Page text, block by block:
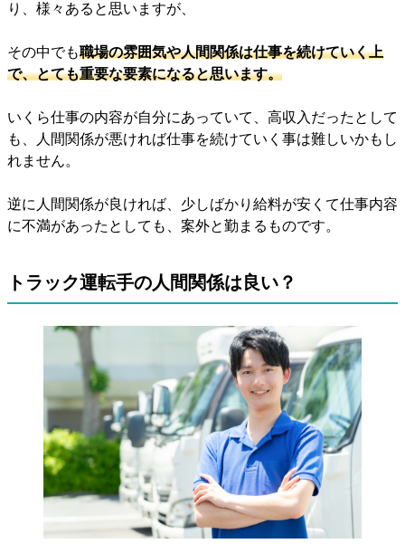
り、様々あると思いますが、
その中でも職場の雰囲気や人間関係は仕事を続けていく上
で、とても重要な要素になると思います。
いくら仕事の内容が自分にあっていて、高収入だったとして
も、人間関係が悪ければ仕事を続けていく事は難しいかもし
れません。
逆に人間関係が良ければ、少しばかり給料が安くて仕事内容
に不満があったとしても、案外と勤まるものです。
トラック運転手の人間関係は良い？